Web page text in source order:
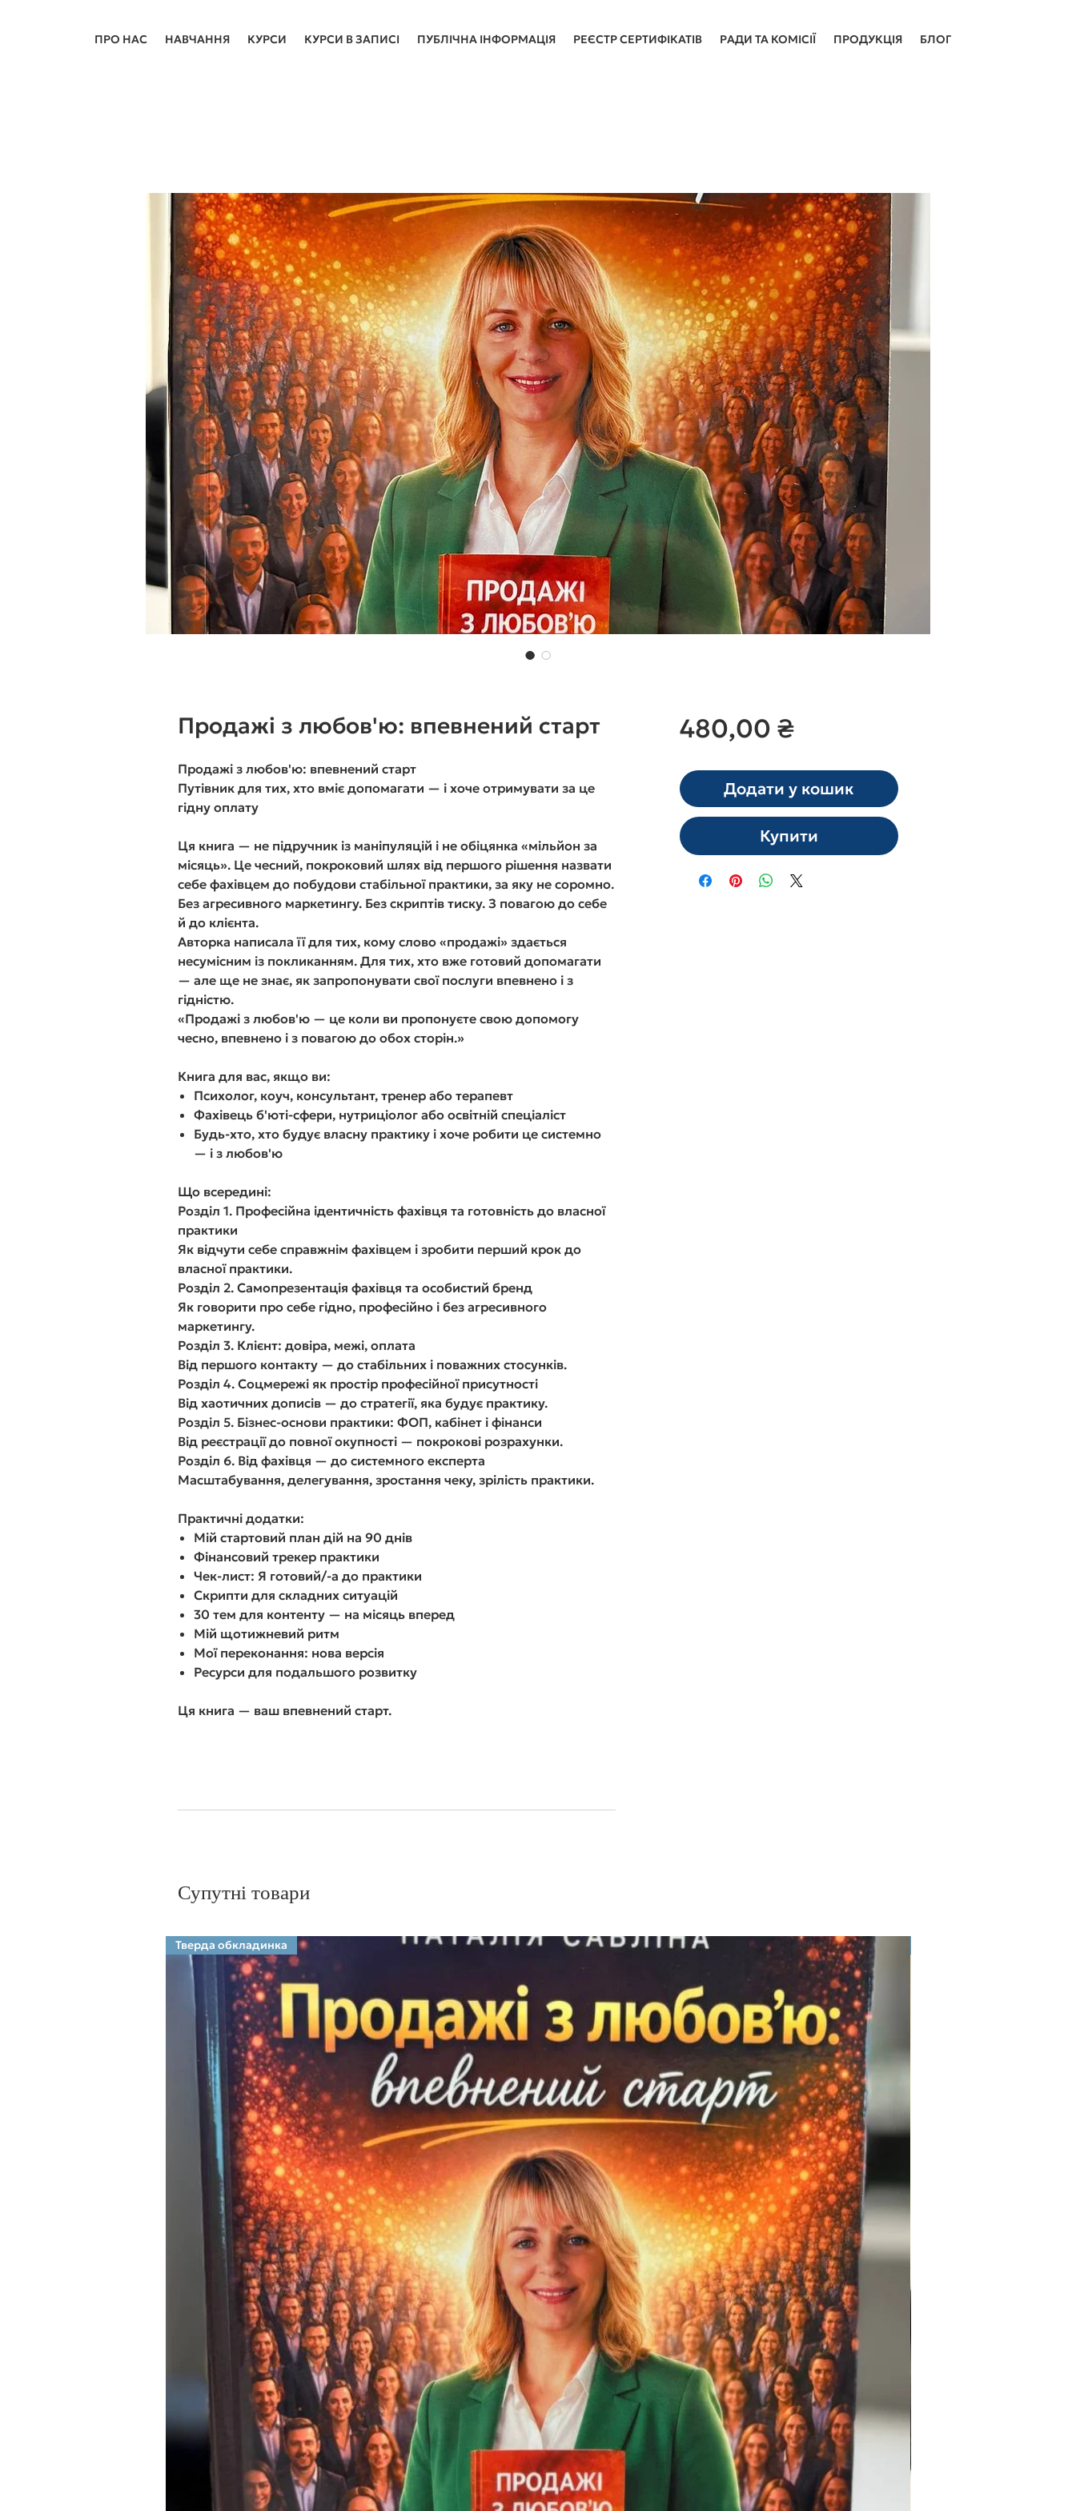
ПРО НАС НАВЧАННЯ КУРСИ КУРСИ В ЗАПИСІ ПУБЛІЧНА ІНФОРМАЦІЯ РЕЄСТР СЕРТИФІКАТІВ РАДИ ТА КОМІСІЇ ПРОДУКЦІЯ БЛОГ
Продажі з любов'ю: впевнений старт
Продажі з любов'ю: впевнений старт
Путівник для тих, хто вміє допомагати — і хоче отримувати за це
гідну оплату
Ця книга — не підручник із маніпуляцій і не обіцянка «мільйон за
місяць». Це чесний, покроковий шлях від першого рішення назвати
себе фахівцем до побудови стабільної практики, за яку не соромно.
Без агресивного маркетингу. Без скриптів тиску. З повагою до себе
й до клієнта.
Авторка написала її для тих, кому слово «продажі» здається
несумісним із покликанням. Для тих, хто вже готовий допомагати
— але ще не знає, як запропонувати свої послуги впевнено і з
гідністю.
«Продажі з любов'ю — це коли ви пропонуєте свою допомогу
чесно, впевнено і з повагою до обох сторін.»
Книга для вас, якщо ви:
Психолог, коуч, консультант, тренер або терапевт
Фахівець б'юті-сфери, нутриціолог або освітній спеціаліст
Будь-хто, хто будує власну практику і хоче робити це системно
— і з любов'ю
Що всередині:
Розділ 1. Професійна ідентичність фахівця та готовність до власної
практики
Як відчути себе справжнім фахівцем і зробити перший крок до
власної практики.
Розділ 2. Самопрезентація фахівця та особистий бренд
Як говорити про себе гідно, професійно і без агресивного
маркетингу.
Розділ 3. Клієнт: довіра, межі, оплата
Від першого контакту — до стабільних і поважних стосунків.
Розділ 4. Соцмережі як простір професійної присутності
Від хаотичних дописів — до стратегії, яка будує практику.
Розділ 5. Бізнес-основи практики: ФОП, кабінет і фінанси
Від реєстрації до повної окупності — покрокові розрахунки.
Розділ 6. Від фахівця — до системного експерта
Масштабування, делегування, зростання чеку, зрілість практики.
Практичні додатки:
Мій стартовий план дій на 90 днів
Фінансовий трекер практики
Чек-лист: Я готовий/-а до практики
Скрипти для складних ситуацій
30 тем для контенту — на місяць вперед
Мій щотижневий ритм
Мої переконання: нова версія
Ресурси для подальшого розвитку
Ця книга — ваш впевнений старт.
480,00 ₴Ціна
Додати у кошик
Купити
Супутні товари
Тверда обкладинка